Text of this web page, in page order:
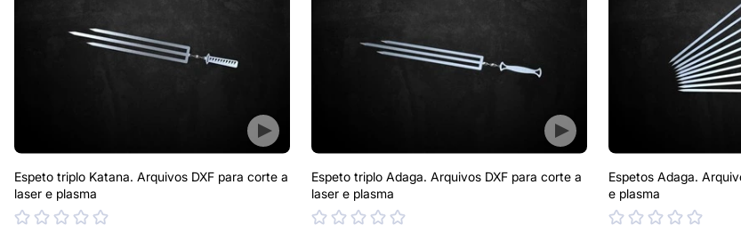
Espeto triplo Katana. Arquivos DXF para corte a
laser e plasma
Espeto triplo Adaga. Arquivos DXF para corte a
laser e plasma
Espetos Adaga.
e plasma